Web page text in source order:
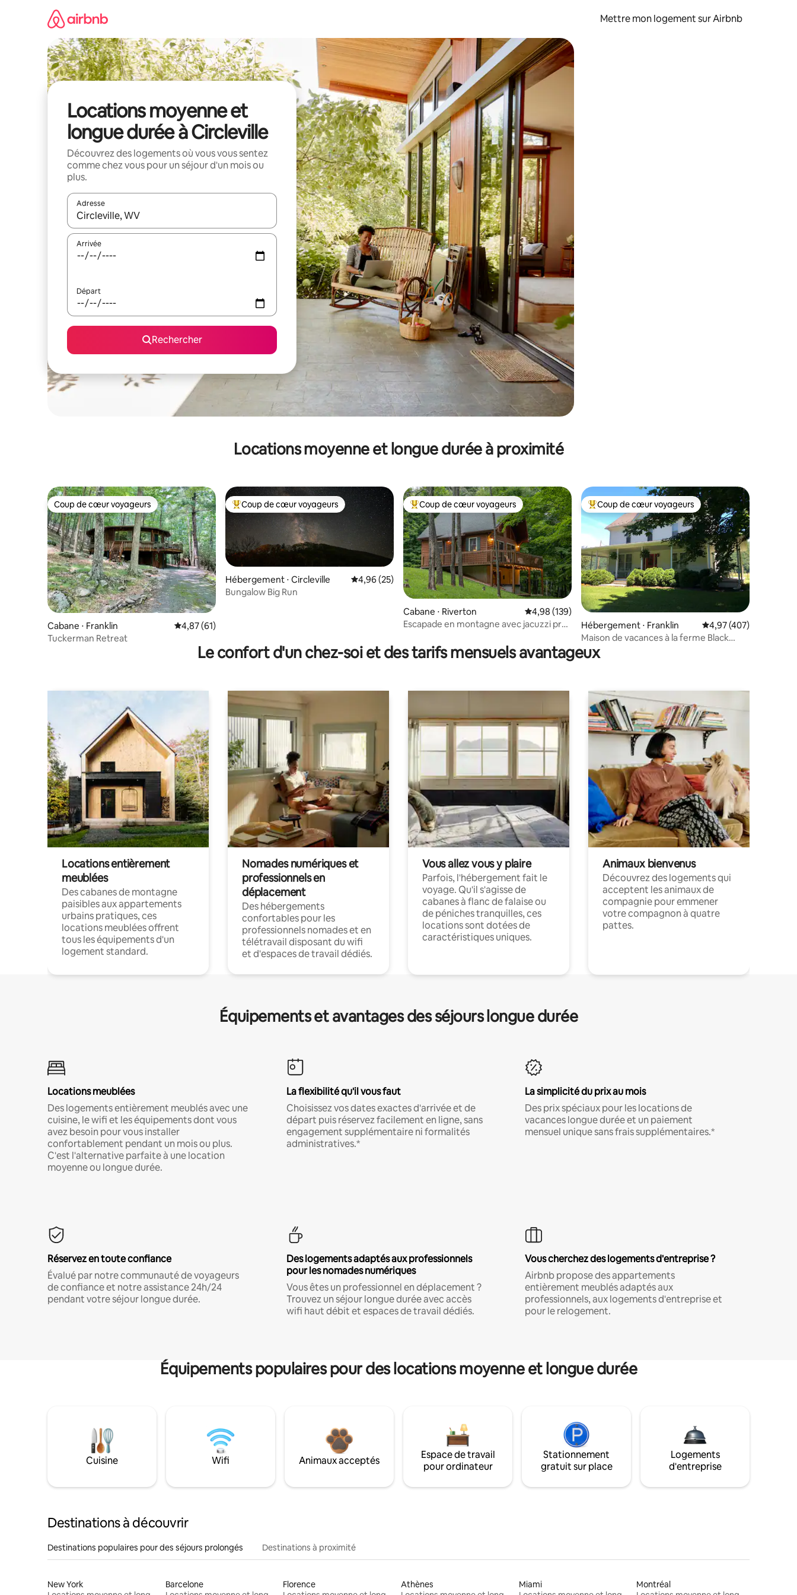
Mettre mon logement sur Airbnb
Locations moyenne et
longue durée à Circleville
Découvrez des logements où vous vous sentez
comme chez vous pour un séjour d'un mois ou
plus.
Adresse
Lorsque les résultats s'affichent, utilisez les flèches vers le haut et vers le bas pour les parcourir ou en appuyant et en faisant glisser.
Arrivée
Départ
Rechercher
Locations moyenne et longue durée à proximité
Coup de cœur voyageurs
Coup de cœur voyageurs
Cabane ⋅ Franklin Évaluation moyenne sur la base de 61 commentaires : 4,87 sur 5
4,87 (61)
Tuckerman Retreat
Coups de cœur voyageurs les plus appréciés
Coup de cœur voyageurs
Hébergement ⋅ Circleville Évaluation moyenne sur la base de 25 commentaires : 4,96 sur 5
4,96 (25)
Bungalow Big Run
Coups de cœur voyageurs les plus appréciés
Coup de cœur voyageurs
Cabane ⋅ Riverton Évaluation moyenne sur la base de 139 commentaires : 4,98 sur 5
4,98 (139)
Escapade en montagne avec jacuzzi près
Coups de cœur voyageurs les plus appréciés
Coup de cœur voyageurs
Hébergement ⋅ Franklin Évaluation moyenne
4,97 (407)
Maison de vacances à la ferme Black
Horse
Le confort d'un chez-soi et des tarifs mensuels avantageux
Locations entièrement
meublées
Des cabanes de montagne
paisibles aux appartements
urbains pratiques, ces
locations meublées offrent
tous les équipements d'un
logement standard.
Nomades numériques et
professionnels en
déplacement
Des hébergements
confortables pour les
professionnels nomades et en
télétravail disposant du wifi
et d'espaces de travail dédiés.
Vous allez vous y plaire
Parfois, l'hébergement fait le
voyage. Qu'il s'agisse de
cabanes à flanc de falaise ou
de péniches tranquilles, ces
locations sont dotées de
caractéristiques uniques.
Animaux bienvenus
Découvrez des logements qui
acceptent les animaux de
compagnie pour emmener
votre compagnon à quatre
pattes.
Équipements et avantages des séjours longue durée
Locations meublées
Des logements entièrement meublés avec une
cuisine, le wifi et les équipements dont vous
avez besoin pour vous installer
confortablement pendant un mois ou plus.
C'est l'alternative parfaite à une location
moyenne ou longue durée.
La flexibilité qu'il vous faut
Choisissez vos dates exactes d'arrivée et de
départ puis réservez facilement en ligne, sans
engagement supplémentaire ni formalités
administratives.*
La simplicité du prix au mois
Des prix spéciaux pour les locations de
vacances longue durée et un paiement
mensuel unique sans frais supplémentaires.*
Réservez en toute confiance
Évalué par notre communauté de voyageurs
de confiance et notre assistance 24h/24
pendant votre séjour longue durée.
Des logements adaptés aux professionnels
pour les nomades numériques
Vous êtes un professionnel en déplacement ?
Trouvez un séjour longue durée avec accès
wifi haut débit et espaces de travail dédiés.
Vous cherchez des logements d'entreprise ?
Airbnb propose des appartements
entièrement meublés adaptés aux
professionnels, aux logements d'entreprise et
pour le relogement.
Équipements populaires pour des locations moyenne et longue durée
Cuisine Wifi Animaux acceptés
Espace de travail
pour ordinateur
Stationnement
gratuit sur place
Logements
d'entreprise
Destinations à découvrir
Destinations populaires pour des séjours prolongés Destinations à proximité
New York
Barcelone
Florence
Athènes
Miami
Montréal